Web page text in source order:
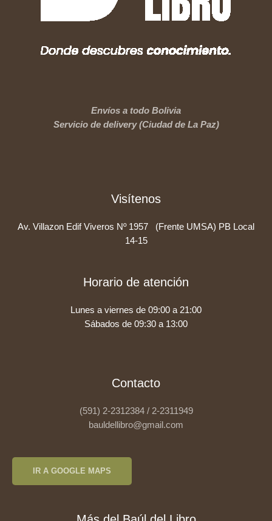
Envíos a todo Bolivia
Servicio de delivery (Ciudad de La Paz)
Visítenos
Av. Villazon Edif Viveros Nº 1957 (Frente UMSA) PB Local
14-15
Horario de atención
Lunes a viernes de 09:00 a 21:00
Sábados de 09:30 a 13:00
Contacto
(591) 2-2312384 / 2-2311949
bauldellibro@gmail.com
IR A GOOGLE MAPS